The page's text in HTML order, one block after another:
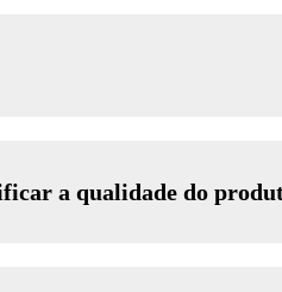
a qualidade do